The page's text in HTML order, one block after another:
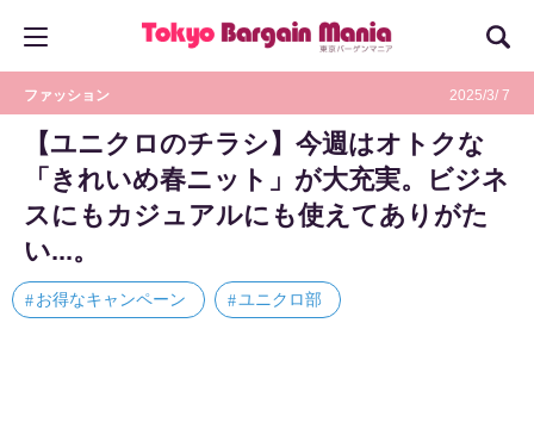
ファッション 2025/3/ 7
【ユニクロのチラシ】今週はオトクな
「きれいめ春ニット」が大充実。ビジネ
スにもカジュアルにも使えてありがた
い...。
お得なキャンペーン ユニクロ部